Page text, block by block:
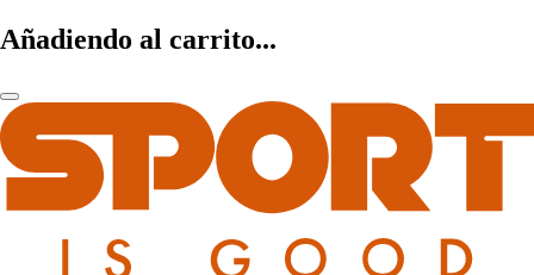
Añadiendo al carrito...